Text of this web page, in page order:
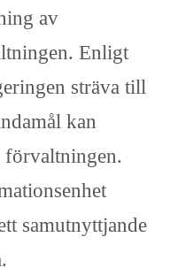
av
Enligt
sträva till
kan
förvaltningen.
samutnyttjande